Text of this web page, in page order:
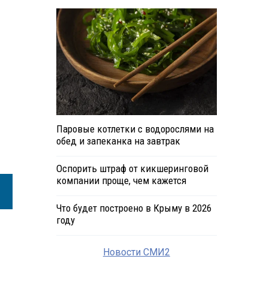
Паровые котлетки с водорослями на
обед и запеканка на завтрак
Оспорить штраф от кикшеринговой
компании проще, чем кажется
Что будет построено в Крыму в 2026
году
Новости СМИ2